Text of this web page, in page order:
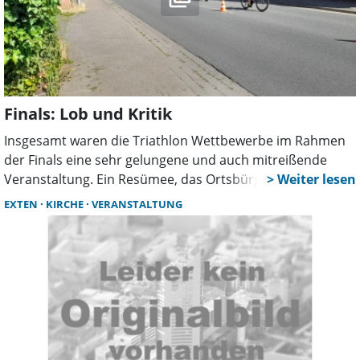
Finals: Lob und Kritik
Insgesamt waren die Triathlon Wettbewerbe im Rahmen
der Finals eine sehr gelungene und auch mitreißende
Veranstaltung. Ein Resümee, das Ortsbürgermeisterin
Christiane Schweer und Projektleiter Rüdiger Sauer von
der Deutschen Triathlon Union (DTU) im Nachgang
übereinstimmend trafen. Etwas Kritik gab es aber auch.
EXTEN KIRCHE VERANSTALTUNG